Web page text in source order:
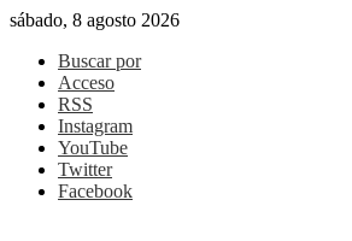
sábado, 8 agosto 2026
Buscar por
Acceso
RSS
Instagram
YouTube
Twitter
Facebook